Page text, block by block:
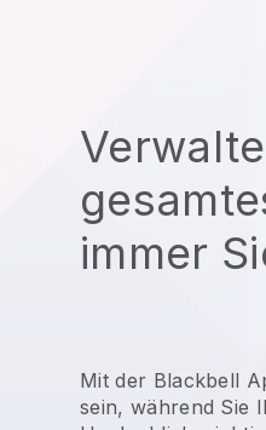
immer
Mit der Blackbell
sein, während Sie